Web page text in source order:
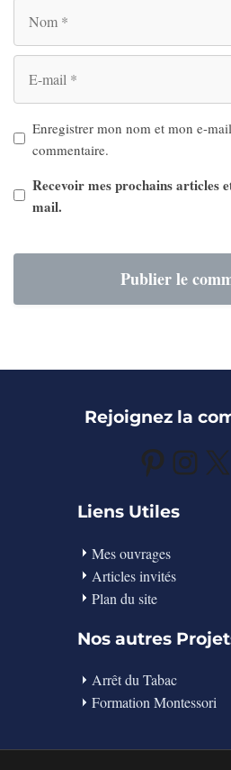
mail
Enregistrer mon nom et mon e-
commentaire.
Recevoir mes prochains articles
mail.
Rejoignez la
X
Liens Utiles
Mes ouvrages
Articles invités
Plan du site
Nos autres
Arrêt du Tabac
Formation Montessori